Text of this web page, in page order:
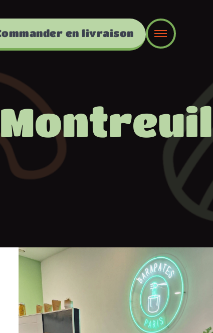
en livraison